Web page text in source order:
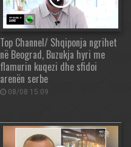
Top Channel/ Shqiponja ngrihet
në Beograd, Buzukja hyri me
flamurin kuqezi dhe sfidoi
arenën serbe
08/08 15:09